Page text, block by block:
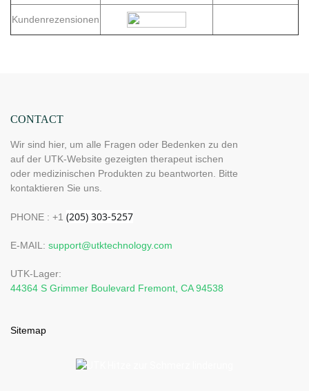
Kundenrezensionen
CONTACT
Wir sind hier, um alle Fragen oder Bedenken zu den
auf der UTK-Website gezeigten therapeut ischen
oder medizinischen Produkten zu beantworten. Bitte
kontaktieren Sie uns.
PHONE : +1
E-MAIL: support@utktechnology.com
UTK-Lager:
44364 S Grimmer Boulevard Fremont, CA 94538
Sitemap